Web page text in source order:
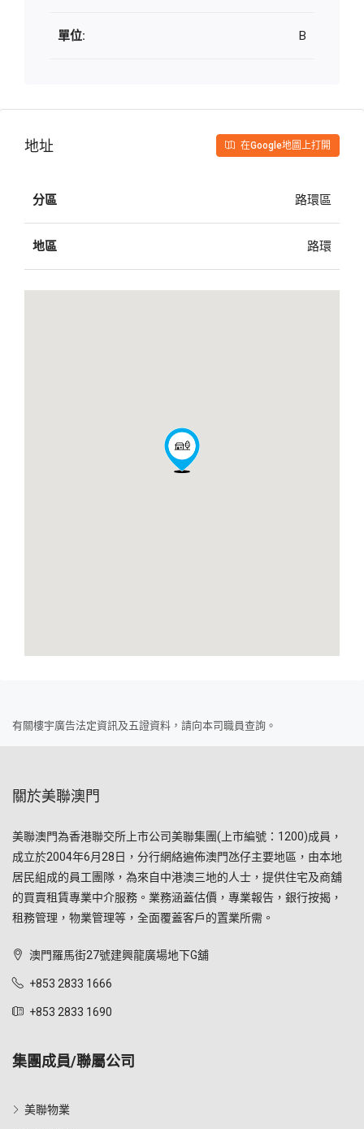
單位: B
地址 在Google地圖上打開
分區 路環區
地區 路環
有關樓宇廣告法定資訊及五證資料，請向本司職員查詢。
關於美聯澳門
美聯澳門為香港聯交所上市公司美聯集團(上市編號：1200)成員，
成立於2004年6月28日，分行網絡遍佈澳門氹仔主要地區，由本地
居民組成的員工團隊，為來自中港澳三地的人士，提供住宅及商舖
的買賣租賃專業中介服務。業務涵蓋估價，專業報告，銀行按揭，
租務管理，物業管理等，全面覆蓋客戶的置業所需。
澳門羅馬街27號建興龍廣場地下G舖
+853 2833 1666
+853 2833 1690
集團成員/聯屬公司
美聯物業